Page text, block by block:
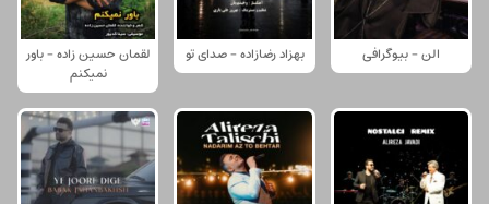
الن - بیوگرافی بهزاد رضازاده - صدای تو
لقمان حسین زاده - باور
نمیکنم